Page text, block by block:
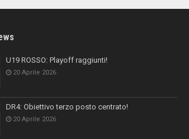
U19 ROSSO: Playoff raggiunti!
20 Aprile 2026
DR4: Obiettivo terzo posto centrato!
20 Aprile 2026